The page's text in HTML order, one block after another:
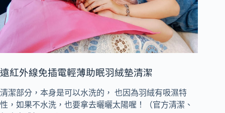
遠紅外線免插電輕薄助眠羽絨墊清潔
清潔部分，本身是可以水洗的， 也因為羽絨有吸濕特
性，如果不水洗，也要拿去曬曬太陽喔！（官方清潔、